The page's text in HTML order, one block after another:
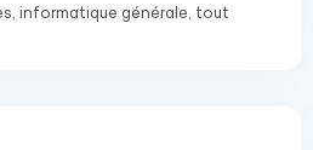
informatique générale, tout